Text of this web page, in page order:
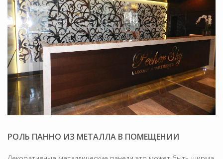
РОЛЬ ПАННО ИЗ МЕТАЛЛА В ПОМЕЩЕНИИ